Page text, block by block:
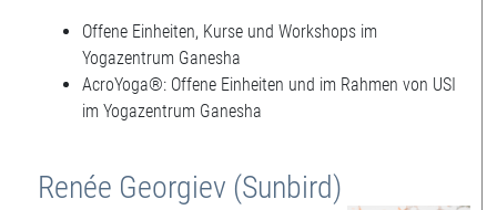
Offene Einheiten, Kurse und Workshops im
Yogazentrum Ganesha
AcroYoga®: Offene Einheiten und im Rahmen von USI
im Yogazentrum Ganesha
Renée Georgiev (Sunbird)